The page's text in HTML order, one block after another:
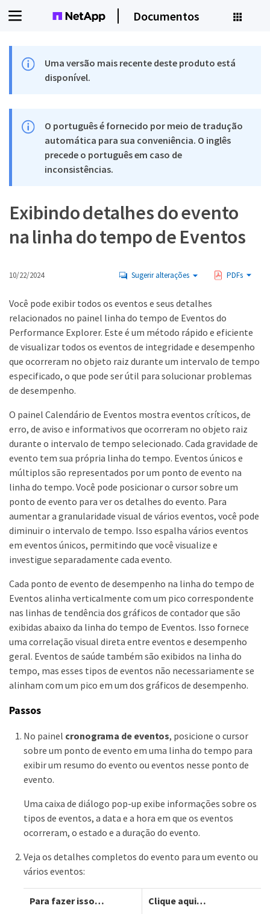
Documentos
Uma versão mais recente deste produto está
disponível.
O português é fornecido por meio de tradução
automática para sua conveniência. O inglês
precede o português em caso de
inconsistências.
Exibindo detalhes do evento
na linha do tempo de Eventos
10/22/2024 Sugerir alterações PDFs
Você pode exibir todos os eventos e seus detalhes
relacionados no painel linha do tempo de Eventos do
Performance Explorer. Este é um método rápido e eficiente
de visualizar todos os eventos de integridade e desempenho
que ocorreram no objeto raiz durante um intervalo de tempo
especificado, o que pode ser útil para solucionar problemas
de desempenho.
O painel Calendário de Eventos mostra eventos críticos, de
erro, de aviso e informativos que ocorreram no objeto raiz
durante o intervalo de tempo selecionado. Cada gravidade de
evento tem sua própria linha do tempo. Eventos únicos e
múltiplos são representados por um ponto de evento na
linha do tempo. Você pode posicionar o cursor sobre um
ponto de evento para ver os detalhes do evento. Para
aumentar a granularidade visual de vários eventos, você pode
diminuir o intervalo de tempo. Isso espalha vários eventos
em eventos únicos, permitindo que você visualize e
investigue separadamente cada evento.
Cada ponto de evento de desempenho na linha do tempo de
Eventos alinha verticalmente com um pico correspondente
nas linhas de tendência dos gráficos de contador que são
exibidas abaixo da linha do tempo de Eventos. Isso fornece
uma correlação visual direta entre eventos e desempenho
geral. Eventos de saúde também são exibidos na linha do
tempo, mas esses tipos de eventos não necessariamente se
alinham com um pico em um dos gráficos de desempenho.
Passos
No painel cronograma de eventos, posicione o cursor
sobre um ponto de evento em uma linha do tempo para
exibir um resumo do evento ou eventos nesse ponto de
evento.
Uma caixa de diálogo pop-up exibe informações sobre os
tipos de eventos, a data e a hora em que os eventos
ocorreram, o estado e a duração do evento.
Veja os detalhes completos do evento para um evento ou
vários eventos:
Para fazer isso…​ Clique aqui…​